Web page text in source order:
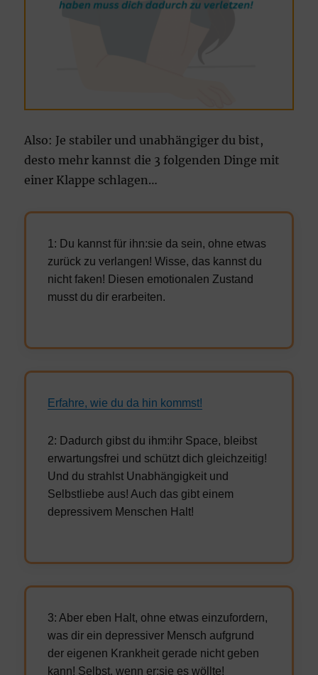
Also: Je stabiler und unabhängiger du bist,
desto mehr kannst die 3 folgenden Dinge mit
einer Klappe schlagen…
1: Du kannst für ihn:sie da sein, ohne etwas
zurück zu verlangen! Wisse, das kannst du
nicht faken! Diesen emotionalen Zustand
musst du dir erarbeiten.
Erfahre, wie du da hin kommst!
2: Dadurch gibst du ihm:ihr Space, bleibst
erwartungsfrei und schützt dich gleichzeitig!
Und du strahlst Unabhängigkeit und
Selbstliebe aus! Auch das gibt einem
depressivem Menschen Halt!
3: Aber eben Halt, ohne etwas einzufordern,
was dir ein depressiver Mensch aufgrund
der eigenen Krankheit gerade nicht geben
kann! Selbst, wenn er:sie es wöllte!